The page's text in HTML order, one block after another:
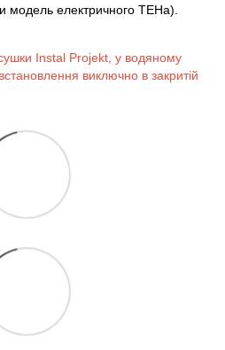
модель електричного ТЕНа).
Instal Projekt, у водяному
виключно в закритій